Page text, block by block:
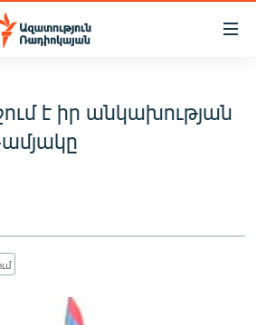
է իր անկախության